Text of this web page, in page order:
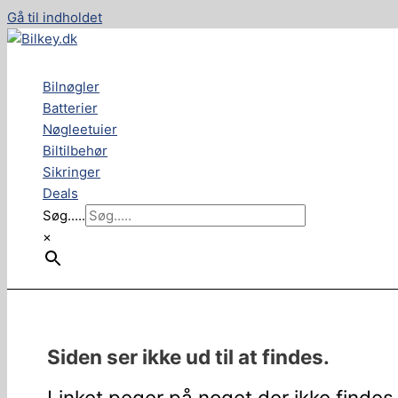
Gå til indholdet
Bilnøgler
Batterier
Nøgleetuier
Biltilbehør
Sikringer
Deals
Søg.....
×
Siden ser ikke ud til at findes.